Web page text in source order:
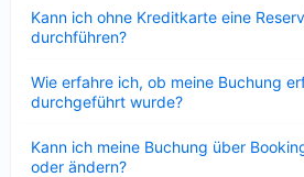
Kann ich ohne Kreditkarte eine
durchführen?
Wie erfahre ich, ob meine Buchung
durchgeführt wurde?
Kann ich meine Buchung über
oder ändern?